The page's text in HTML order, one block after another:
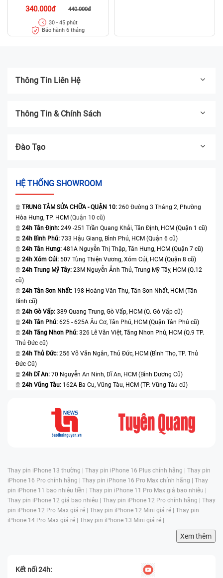
340.000đ 440.000đ
30 - 45 phút
Bảo hành 6 tháng
Thông Tin Liên Hệ
Thông Tin & Chính Sách
Đào Tạo
HỆ THỐNG SHOWROOM
TRUNG TÂM SỬA CHỮA - QUẬN 10: 260 Đường 3 Tháng 2, Phường
Hòa Hưng, TP. HCM (Quận 10 cũ)
24h Tân Định: 249 -251 Trần Quang Khải, Tân Định, HCM (Quận 1 cũ)
24h Bình Phú: 733 Hậu Giang, Bình Phú, HCM (Quận 6 cũ)
24h Tân Hưng: 481A Nguyễn Thị Thập, Tân Hưng, HCM (Quận 7 cũ)
24h Xóm Củi: 507 Tùng Thiện Vương, Xóm Củi, HCM (Quận 8 cũ)
24h Trung Mỹ Tây: 23M Nguyễn Ảnh Thủ, Trung Mỹ Tây, HCM (Q.12
cũ)
24h Tân Sơn Nhất: 198 Hoàng Văn Thụ, Tân Sơn Nhất, HCM (Tân
Bình cũ)
24h Gò Vấp: 389 Quang Trung, Gò Vấp, HCM (Q. Gò Vấp cũ)
24h Tân Phú: 625 - 625A Âu Cơ, Tân Phú, HCM (Quận Tân Phú cũ)
24h Tăng Nhơn Phú: 326 Lê Văn Việt, Tăng Nhơn Phú, HCM (Q.9 TP.
Thủ Đức cũ)
24h Thủ Đức: 256 Võ Văn Ngân, Thủ Đức, HCM (Bình Thọ, TP. Thủ
Đức Cũ)
24h Dĩ An: 70 Nguyễn An Ninh, Dĩ An, HCM (Bình Dương Cũ)
24h Vũng Tàu: 162A Ba Cu, Vũng Tàu, HCM (TP. Vũng Tàu cũ)
Thay pin iPhone 13 thường | Thay pin iPhone 16 Plus chính hãng | Thay pin
iPhone 16 Pro chính hãng | Thay pin iPhone 16 Pro Max chính hãng | Thay
pin iPhone 11 bao nhiêu tiền | Thay pin iPhone 11 Pro Max giá bao nhiêu |
Thay pin iPhone 12 giá bao nhiêu | Thay pin iPhone 12 Pro chính hãng | Thay
pin iPhone 12 Pro Max giá rẻ | Thay pin iPhone 12 Mini giá rẻ | Thay pin
iPhone 14 Pro Max giá rẻ | Thay pin iPhone 13 Mini giá rẻ |
Xem thêm
Kết nối 24h: